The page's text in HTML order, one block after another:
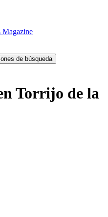
Magazine
de búsqueda
Torrijo de la